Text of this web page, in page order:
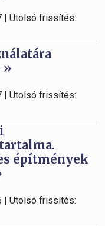
| Utolsó frissítés:
»
| Utolsó frissítés:
építmények
| Utolsó frissítés: